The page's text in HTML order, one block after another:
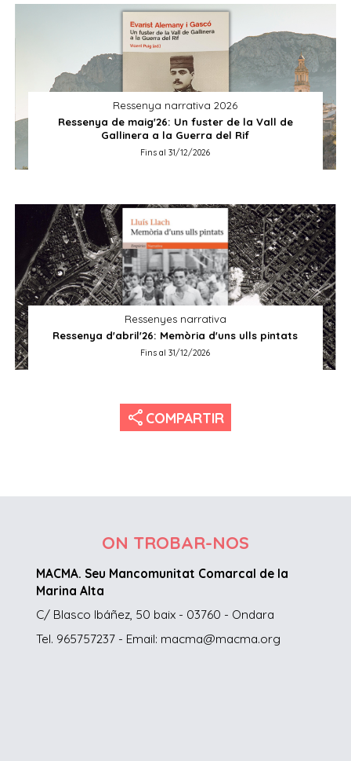
Ressenya narrativa 2026
Ressenya de maig'26: Un fuster de la Vall de
Gallinera a la Guerra del Rif
Fins al 31/12/2026
Ressenyes narrativa
Ressenya d'abril'26: Memòria d'uns ulls pintats
Fins al 31/12/2026
share COMPARTIR
ON TROBAR-NOS
MACMA. Seu Mancomunitat Comarcal de la
Marina Alta
C/ Blasco Ibáñez, 50 baix - 03760 - Ondara
Tel. 965757237 - Email: macma@macma.org